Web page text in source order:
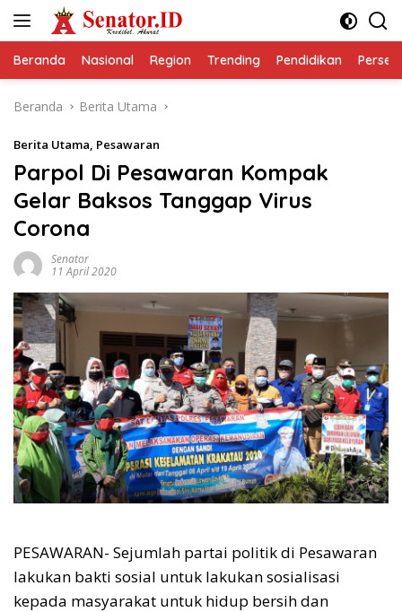
Beranda Nasional Region Trending Pendidikan
Beranda Berita Utama
Berita Utama, Pesawaran
Parpol Di Pesawaran Kompak
Gelar Baksos Tanggap Virus
Corona
Senator
11 April 2020
PESAWARAN- Sejumlah partai politik di Pesawaran
lakukan bakti sosial untuk lakukan sosialisasi
kepada masyarakat untuk hidup bersih dan